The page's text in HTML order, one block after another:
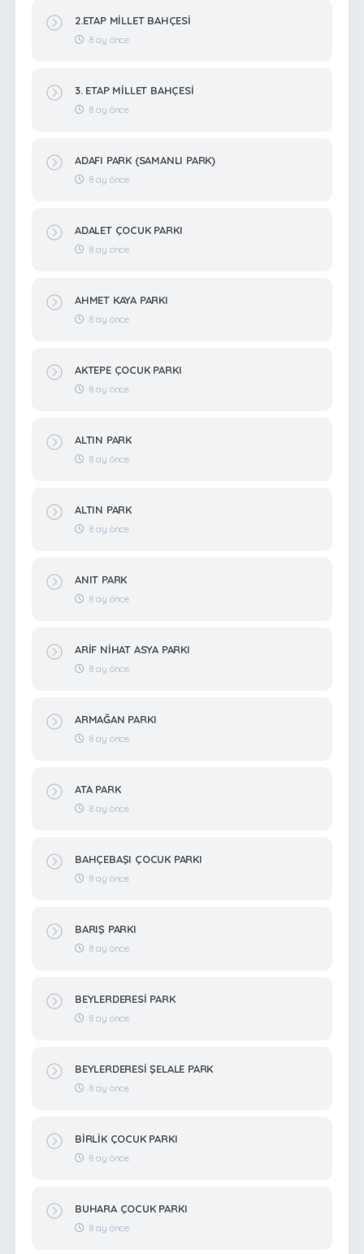
2.ETAP MİLLET BAHÇESİ
8 ay önce
3. ETAP MİLLET BAHÇESİ
8 ay önce
ADAFI PARK (SAMANLI PARK)
8 ay önce
ADALET ÇOCUK PARKI
8 ay önce
AHMET KAYA PARKI
8 ay önce
AKTEPE ÇOCUK PARKI
8 ay önce
ALTIN PARK
8 ay önce
ALTIN PARK
8 ay önce
ANIT PARK
8 ay önce
ARİF NİHAT ASYA PARKI
8 ay önce
ARMAĞAN PARKI
8 ay önce
ATA PARK
8 ay önce
BAHÇEBAŞI ÇOCUK PARKI
8 ay önce
BARIŞ PARKI
8 ay önce
BEYLERDERESİ PARK
8 ay önce
BEYLERDERESİ ŞELALE PARK
8 ay önce
BİRLİK ÇOCUK PARKI
8 ay önce
BUHARA ÇOCUK PARKI
8 ay önce